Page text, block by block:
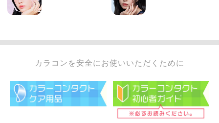
カラコンを安全にお使いいただくために